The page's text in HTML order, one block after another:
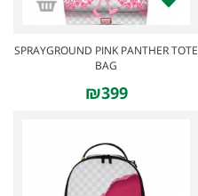
SPRAYGROUND PINK PANTHER TOTE
BAG
₪399